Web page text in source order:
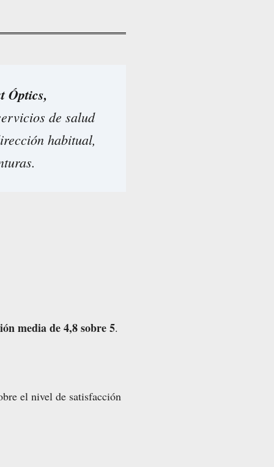
Óptics,
de salud
habitual,
media de 4,8 sobre 5.
el nivel de satisfacción